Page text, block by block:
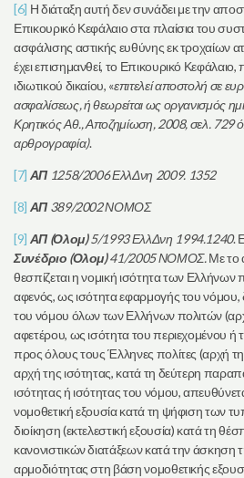
[6] Η διάταξη αυτή δεν συνάδει με την
Επικουρικό Κεφάλαιο στα πλαίσια του
ασφάλισης αστικής ευθύνης εκ
έχει επισημανθεί, το Επικουρικό
ιδιωτικού δικαίου, «επιτελεί αποστολή σε
ασφαλίσεως, ή θεωρείται ως οργανισμός
Κρητικός Αθ., Αποζημίωση, 2008, σελ. 729
αρθρογραφία).
[7] ΑΠ 1258/2006 ΕλλΔνη 2009. 1352
[8] ΑΠ389/2002 ΝΟΜΟΣ
[9] ΑΠ (Ολομ)5/1993 ΕλλΔνη 1994.1240.
Συνέδριο (Ολομ)41/2005 ΝΟΜΟΣ.Με το
θεσπίζεται η νομική ισότητα των Ελλήνων
αφενός, ως ισότητα εφαρμογής του
του νόμου όλων των Ελλήνων πολιτών
αφετέρου, ως ισότητα του περιεχομένου
προς όλους τους Έλληνες πολίτες (αρχή
αρχή της ισότητας, κατά τη δεύτερη
ισότητας ή ισότητας του νόμου,
νομοθετική εξουσία κατά τη ψήφιση των
διοίκηση (εκτελεστική εξουσία) κατά τη
κανονιστικών διατάξεων κατά την άσκηση
αρμοδιότητας στη βάση νομοθετικής